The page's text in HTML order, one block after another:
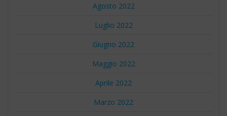
Agosto 2022
Luglio 2022
Giugno 2022
Maggio 2022
Aprile 2022
Marzo 2022